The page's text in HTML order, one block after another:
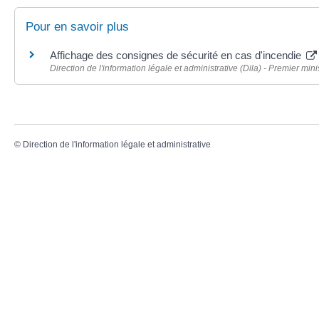
Pour en savoir plus
Affichage des consignes de sécurité en cas d'incendie
Direction de l'information légale et administrative (Dila) - Premier
© Direction de l'information légale et administrative